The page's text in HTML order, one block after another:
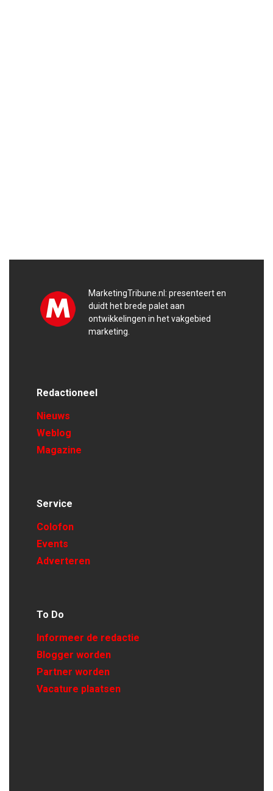
MarketingTribune.nl: presenteert en
duidt het brede palet aan
ontwikkelingen in het vakgebied
marketing.
Redactioneel
Nieuws
Weblog
Magazine
Service
Colofon
Events
Adverteren
To Do
Informeer de redactie
Blogger worden
Partner worden
Vacature plaatsen